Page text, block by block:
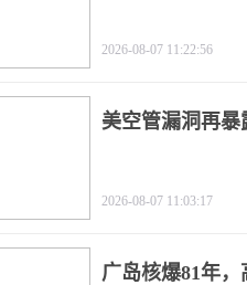
2026-08-07 11:22:56
美空管漏洞再
2026-08-07 11:03:17
广岛核爆81年